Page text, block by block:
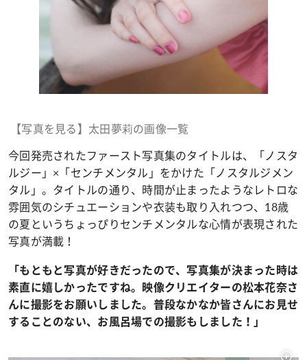
【写真を見る】太田夢莉の画像一覧
今回発売されたファースト写真集のタイトルは、「ノスタ
ルジー」×「センチメンタル」をかけた「ノスタルジメン
タル」。タイトルの通り、時間が止まったようなレトロな
雰囲気のシチュエーションや衣装も取り入れつつ、18歳
の夏というちょっぴりセンチメンタルな心情が表現された
写真が満載！
「もともと写真が好きだったので、写真集が決まった時は
素直に嬉しかったですね。映像クリエイターの松本花奈さ
んに撮影をお願いしました。普段なかなか皆さんにお見せ
することのない、お風呂場での撮影もしました！」